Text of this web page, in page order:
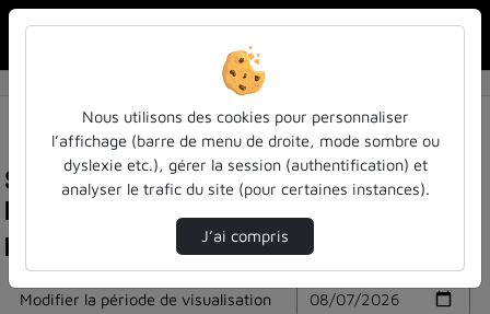
Statistiques de visualisation de la vidéo La
ludopédagogie : faire converger jeu et
pédagogie ?
Modifier la période de visualisation
Nous utilisons des cookies pour personnaliser
l’affichage (barre de menu de droite, mode sombre ou
dyslexie etc.), gérer la session (authentification) et
analyser le trafic du site (pour certaines instances).
J’ai compris